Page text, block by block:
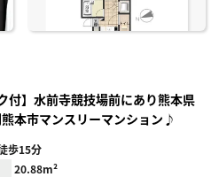
付】水前寺競技場前にあり熊本県
本市マンスリーマンション♪
歩15分
20.88m²